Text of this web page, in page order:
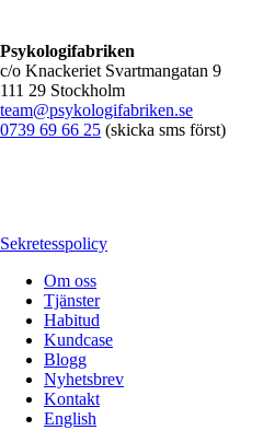
Psykologifabriken
c/o Knackeriet Svartmangatan 9
111 29 Stockholm
team@psykologifabriken.se
0739 69 66 25 (skicka sms först)
Sekretesspolicy
Om oss
Tjänster
Habitud
Kundcase
Blogg
Nyhetsbrev
Kontakt
English